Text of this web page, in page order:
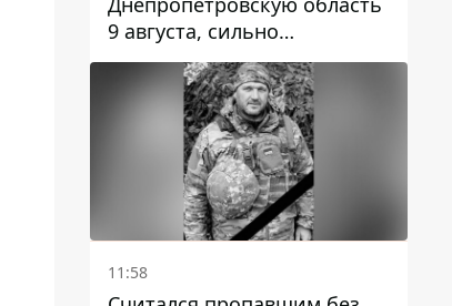
9 августа, сильно
задерживаются
11:58